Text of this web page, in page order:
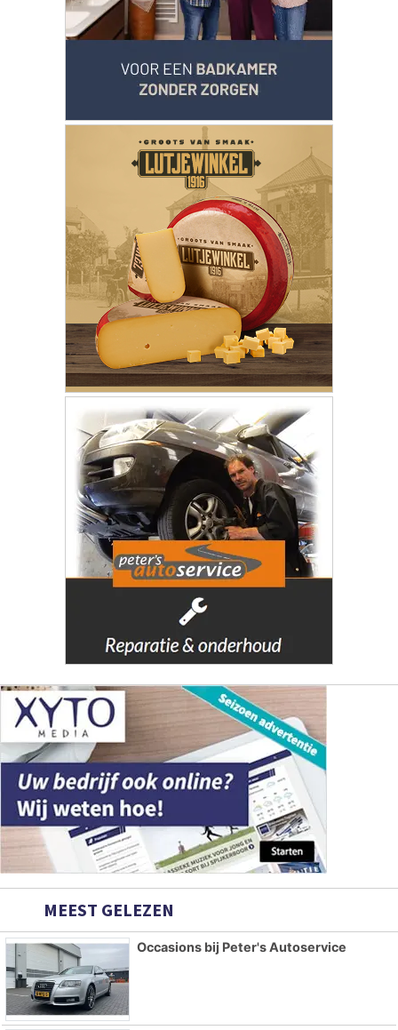
MEEST GELEZEN
Occasions bij Peter's Autoservice